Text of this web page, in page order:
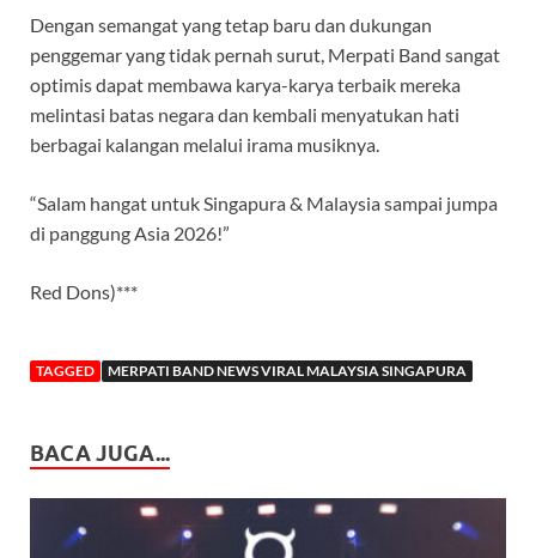
Dengan semangat yang tetap baru dan dukungan
penggemar yang tidak pernah surut, Merpati Band sangat
optimis dapat membawa karya-karya terbaik mereka
melintasi batas negara dan kembali menyatukan hati
berbagai kalangan melalui irama musiknya.
“Salam hangat untuk Singapura & Malaysia sampai jumpa
di panggung Asia 2026!”
Red Dons)***
TAGGED MERPATI BAND NEWS VIRAL MALAYSIA SINGAPURA
BACA JUGA...